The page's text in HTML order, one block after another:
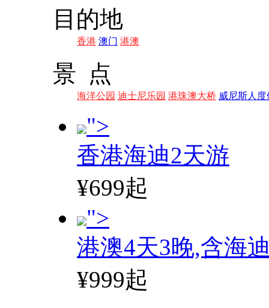
目的地
香港 澳门 港澳
景 点
海洋公园 迪士尼乐园 港珠澳大桥 威尼斯人度
">
香港海迪2天游
¥699起
">
港澳4天3晚,含海
¥999起